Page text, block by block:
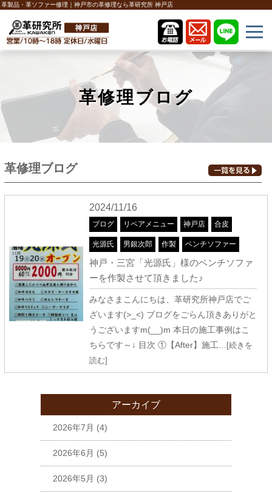
革製品・革ソファー修理｜神戸市の革修理なら革研究所 神戸店
革修理ブログ
革修理ブログ
2024/11/16
ブログ リペアメニュー 神戸店 合皮
光源氏 男銀次郎 作製 ベンチソファー
神戸・三宮「光源氏」様のベンチソファ
ーを作製させて頂きました♪
みなさまこんにちは、革研究所神戸店でご
ざいます(>_<) ブログをごらん頂きありがと
うございますm(__)m 本日の施工事例はこ
ちらです～↓ 目次 ①【After】施工…[続きを
読む]
アーカイブ
2026年7月 (4)
2026年6月 (5)
2026年5月 (3)